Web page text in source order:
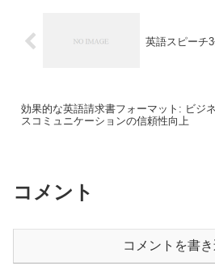
英語スピーチ
効果的な英語請求書フォーマット: ビジネ
スコミュニケーションの信頼性向上
コメント
コメントを書